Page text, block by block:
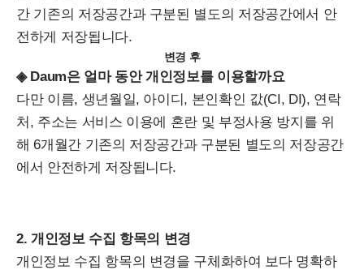
간 기존의 저장공간과 구분된 별도의 저장공간에서 안
전하게 저장됩니다.
변경 후
◈ Daum은 얼마 동안 개인정보를 이용할까요
다만 이름, 생년월일, 아이디, 본인확인 값(CI, DI), 연락
처, 주소는 서비스 이용에 혼란 및 부정사용 방지를 위
해 6개월간 기존의 저장공간과 구분된 별도의 저장공간
에서 안전하게 저장됩니다.
2. 개인정보 수집 항목의 변경
개인정보 수집 항목의 변경을 구체화하여 보다 명확하